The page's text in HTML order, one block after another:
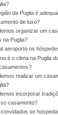
da Puglia é
de luxo?
organizar um
na Puglia?
aeroporto os
é o clima na Puglia
realizar um
incorporar
casamento?
se